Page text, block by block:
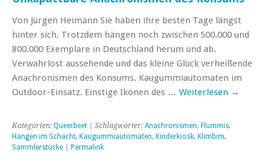
Von Jürgen Heimann Sie haben ihre besten Tage längst
hinter sich. Trotzdem hängen noch zwischen 500.000 und
800.000 Exemplare in Deutschland herum und ab.
Verwahrlost aussehende und das kleine Glück verheißende
Anachronismen des Konsums. Kaugummiautomaten im
Outdoor-Einsatz. Einstige Ikonen des … Weiterlesen →
Kategorien: Queerbeet | Schlagwörter: Anachronismen, Flummis,
Hängen im Schacht, Kaugummiautomaten, Kinderkiosk, Klimbim,
Sammlerstücke
Permalink